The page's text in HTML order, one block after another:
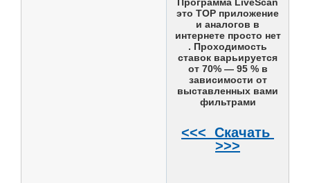
Программа LiveScan
это ТОР приложение
и аналогов в
интернете просто нет
. Проходимость
ставок варьируется
от 70% — 95 % в
зависимости от
выставленных вами
фильтрами
<<< Скачать
>>>